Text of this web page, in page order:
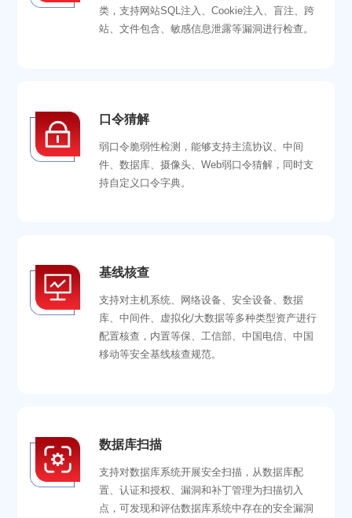
类，支持网站SQL注入、Cookie注入、盲注、跨
站、文件包含、敏感信息泄露等漏洞进行检查。
口令猜解
弱口令脆弱性检测，能够支持主流协议、中间
件、数据库、摄像头、Web弱口令猜解，同时支
持自定义口令字典。
基线核查
支持对主机系统、网络设备、安全设备、数据
库、中间件、虚拟化/大数据等多种类型资产进行
配置核查，内置等保、工信部、中国电信、中国
移动等安全基线核查规范。
数据库扫描
支持对数据库系统开展安全扫描，从数据库配
置、认证和授权、漏洞和补丁管理为扫描切入
点，可发现和评估数据库系统中存在的安全漏洞